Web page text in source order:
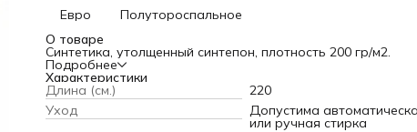
Евро
Полутороспальное
О товаре
Синтетика, утолщенный синтепон, плотность 200 гр/м2.
Подробнее
Характеристики
Длина (см.)
220
Уход
Допустима
или ручная стирка